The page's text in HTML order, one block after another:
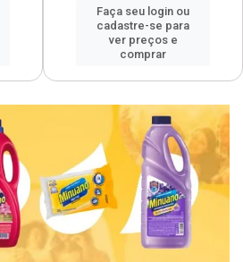
Faça seu login ou
cadastre-se para
ver preços e
comprar